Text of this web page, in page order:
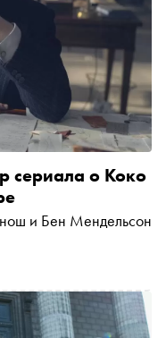
сериала о Коко
и Бен Мендельсон